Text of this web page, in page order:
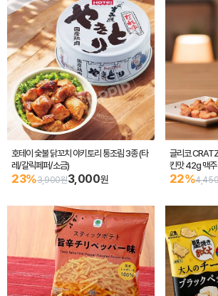
호테이 숯불 닭꼬치 야키토리 통조림 3종 (타
레/갈릭페퍼/소금)
23%3,900원3,000원
글리코
킨맛 42g 맥주
22%